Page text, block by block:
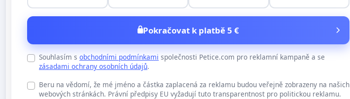
Pokračovat k platbě 5 €
Souhlasím s obchodními podmínkami společnosti Petice.com pro reklamní kampaně a se
zásadami ochrany osobních údajů.
Beru na vědomí, že mé jméno a částka zaplacená za reklamu budou veřejně zobrazeny na našich
webových stránkách. Právní předpisy EU vyžadují tuto transparentnost pro politickou reklamu.